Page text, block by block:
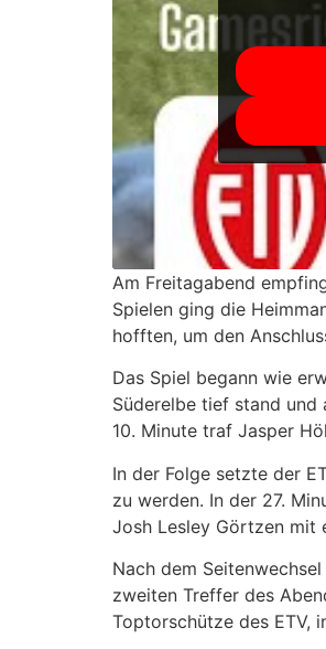
Am Freitagabend
Spielen ging die
hofften, um den
Das Spiel begann wie
Süderelbe tief stand und
10. Minute traf Jasper
In der Folge setzte der
zu werden. In der 27.
Josh Lesley Görtzen mit
Nach dem
zweiten Treffer des
Toptorschütze des ETV,